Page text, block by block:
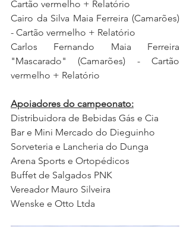
Cartão vermelho + Relatório
Cairo da Silva Maia Ferreira (Camarões)
- Cartão vermelho + Relatório
Carlos Fernando Maia Ferreira
"Mascarado" (Camarões) - Cartão
vermelho + Relatório
Apoiadores do campeonato:
Distribuidora de Bebidas Gás e Cia
Bar e Mini Mercado do Dieguinho
Sorveteria e Lancheria do Dunga
Arena Sports e Ortopédicos
Buffet de Salgados PNK
Vereador Mauro Silveira
Wenske e Otto Ltda